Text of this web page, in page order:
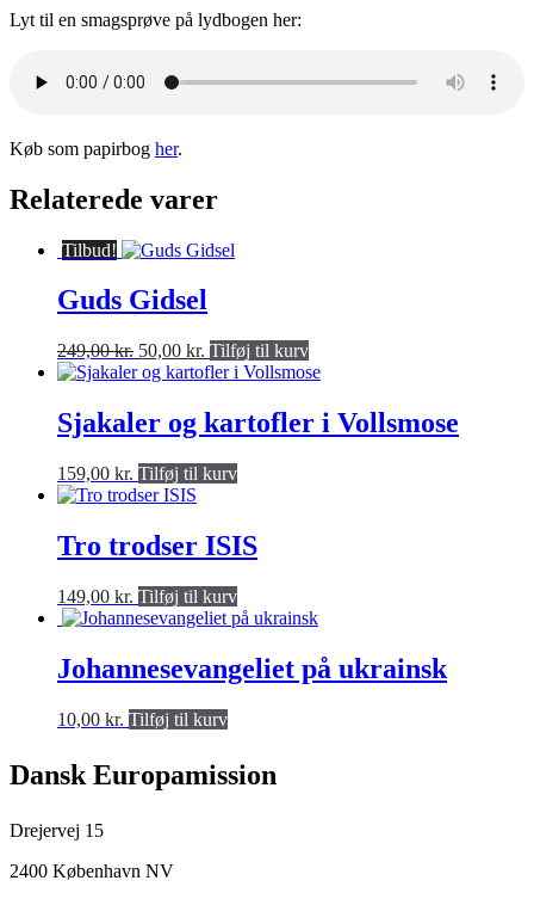
Lyt til en smagsprøve på lydbogen her:
Køb som papirbog her.
Relaterede varer
Tilbud!
Guds Gidsel
249,00kr. Den
oprindelige
249,00 kr..
50,00 kr. Den
aktuelle
er:
50,00 kr..
Tilføj til kurv
Sjakaler og kartofler i Vollsmose
159,00 kr. Tilføj til kurv
Tro trodser ISIS
149,00 kr. Tilføj til kurv
Johannesevangeliet på ukrainsk
10,00 kr. Tilføj til kurv
Dansk Europamission
Drejervej 15
2400 København NV